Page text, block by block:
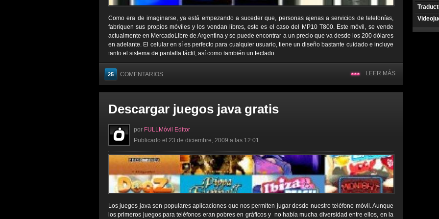
Como era de imaginarse, ya está empezando a suceder que, personas ajenas a servicios de telefonías,
fabriquen sus propios móviles y los vendan libres, este es el caso del MP10 T800. Este móvil, se vende
actualmente en MercadoLibre de Argentina y se puede encontrar a un precio que va desde los 200 dólares
en adelante. El celular en sí es perfecto para cualquier usuario, tiene un diseño bastante cuidado e incluye
tanto el sistema de pantalla táctil, así como también un teclado ...
25 COMENTARIOS LEER MÁS
Descargar juegos java gratis
por FULLMóvil Editor
Publicado el 23 de diciembre, 2009 a las 12:01
Los juegos java son populares aplicaciones que nos permiten jugar desde nuestro teléfono móvil. Aunque
los primeros juegos para teléfonos eran pobres en gráficos y no había mucha diversidad entre ellos, en la